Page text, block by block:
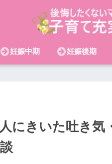
妊娠中期 妊娠後期
にきいた吐き気